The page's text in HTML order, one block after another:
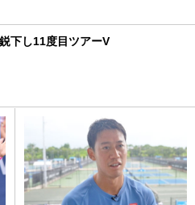
下し11度目ツアーV